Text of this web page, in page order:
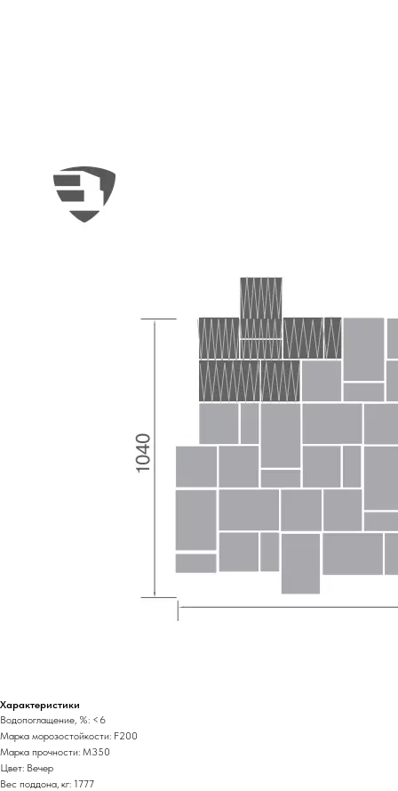
Характеристики
Водопоглащение, %: <6
Марка морозостойкости: F200
Марка прочности: М350
Цвет: Вечер
Вес поддона, кг: 1777